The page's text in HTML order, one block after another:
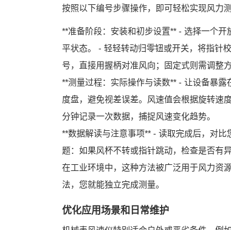
按照以下编号步骤操作，即可轻松实现风力
**准备阶段：安装和初步设置** - 选择一个
平状态。 - 轻轻转动归零钮或开关，将指针
号，直接用握柄对准风向；固定式则需调整
**测量过程：实际操作与读数** - 让设备暴
度盘，避免视差误差。风速值会根据旋转速
分钟记录一次数据，捕捉风速变化趋势。
**数据解读与注意事项** - 读取完成后，对
题：如果风杯不转或指针跳动，检查是否有
在工业环境中，这种方法被广泛用于风力资
法，您就能独立完成测量。
优化应用场景和日常维护